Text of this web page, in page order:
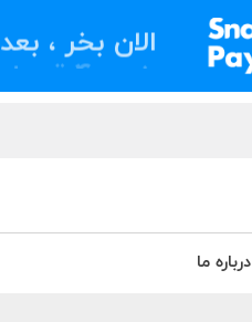
الان بخر ،
درباره ما